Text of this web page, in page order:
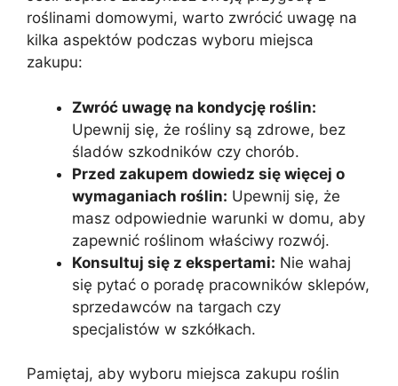
roślinami domowymi, warto zwrócić uwagę na
kilka aspektów podczas wyboru miejsca
zakupu:
Zwróć uwagę na kondycję roślin:
Upewnij się, że rośliny są zdrowe, bez
śladów szkodników czy chorób.
Przed zakupem dowiedz się więcej o
wymaganiach roślin: Upewnij się, że
masz odpowiednie warunki w domu, aby
zapewnić roślinom właściwy rozwój.
Konsultuj się z ekspertami: Nie wahaj
się pytać o poradę pracowników sklepów,
sprzedawców na targach czy
specjalistów w szkółkach.
Pamiętaj, aby wyboru miejsca zakupu roślin